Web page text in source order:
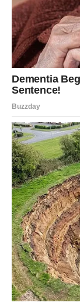
Bik je možda
čekao da se
mnogo toga
smislu.
Bik je znak
sigurnosti, tada
Niste odustali
I upravo zato –
Ljubav:
Ako ste u vezi,
razgovori o
planovima, čak
života ili
Ako ste